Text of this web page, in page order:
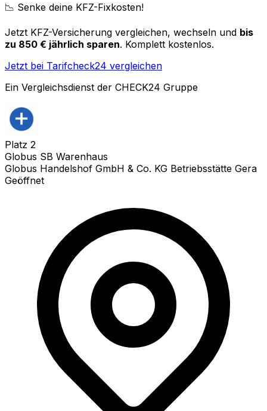
📉 Senke deine KFZ-Fixkosten!
Jetzt KFZ-Versicherung vergleichen, wechseln und bis
zu 850 € jährlich sparen. Komplett kostenlos.
Jetzt bei Tarifcheck24 vergleichen
Ein Vergleichsdienst der CHECK24 Gruppe
Platz 2
Globus SB Warenhaus
Globus Handelshof GmbH & Co. KG Betriebsstätte Gera
Geöffnet